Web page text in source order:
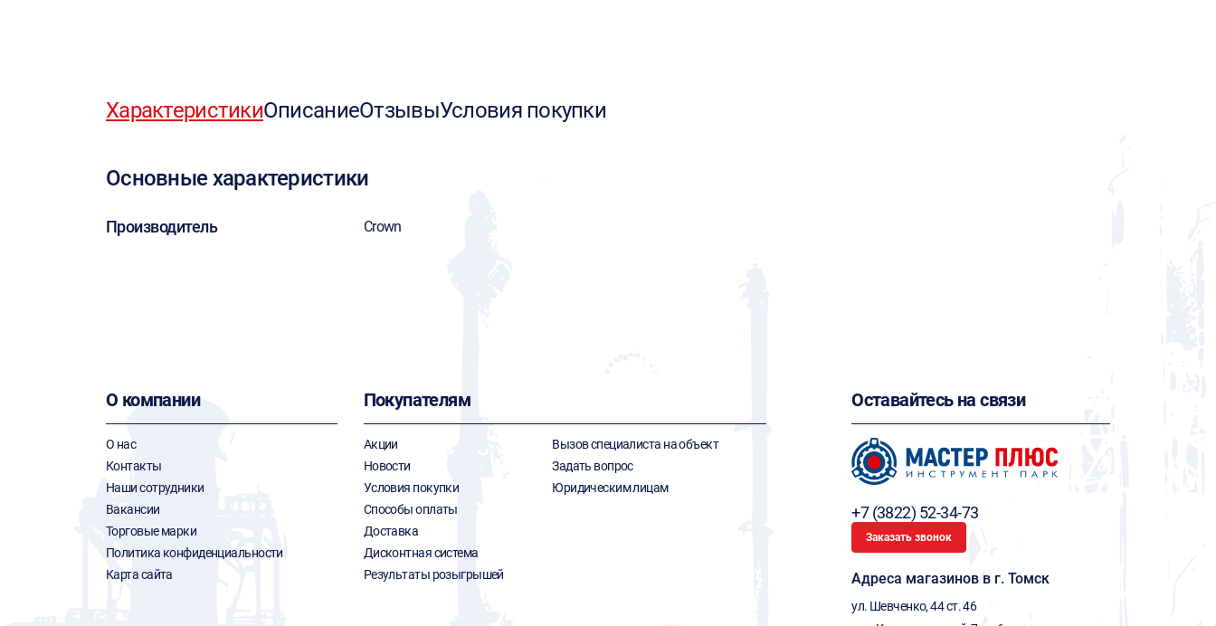
ХарактеристикиОписаниеОтзывыУсловия покупки
Основные характеристики
Производитель Crown
О компании
О нас
Контакты
Наши сотрудники
Вакансии
Торговые марки
Политика конфиденциальности
Карта сайта
Покупателям
Акции
Новости
Условия покупки
Способы оплаты
Доставка
Дисконтная система
Результаты розыгрышей
Вызов специалиста на объект
Задать вопрос
Юридическим лицам
Оставайтесь на связи
+7 (3822) 52-34-73
Заказать звонок
Адреса магазинов в г. Томск
ул. Шевченко, 44 ст. 46